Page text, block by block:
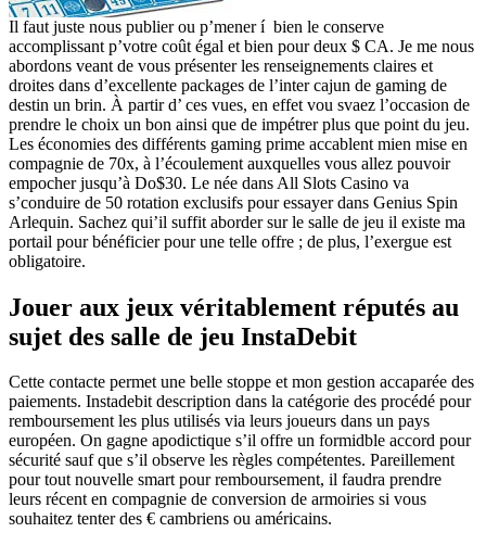
Il faut juste nous publier ou p’mener í bien le conserve
accomplissant p’votre coût égal et bien pour deux $ CA. Je me nous
abordons veant de vous présenter les renseignements claires et
droites dans d’excellente packages de l’inter cajun de gaming de
destin un brin. À partir d’ ces vues, en effet vou svaez l’occasion de
prendre le choix un bon ainsi que de impétrer plus que point du jeu.
Les économies des différents gaming prime accablent mien mise en
compagnie de 70x, à l’écoulement auxquelles vous allez pouvoir
empocher jusqu’à Do$30. Le née dans All Slots Casino va
s’conduire de 50 rotation exclusifs pour essayer dans Genius Spin
Arlequin. Sachez qui’il suffit aborder sur le salle de jeu il existe ma
portail pour bénéficier pour une telle offre ; de plus, l’exergue est
obligatoire.
Jouer aux jeux véritablement réputés au
sujet des salle de jeu InstaDebit
Cette contacte permet une belle stoppe et mon gestion accaparée des
paiements. Instadebit description dans la catégorie des procédé pour
remboursement les plus utilisés via leurs joueurs dans un pays
européen. On gagne apodictique s’il offre un formidble accord pour
sécurité sauf que s’il observe les règles compétentes. Pareillement
pour tout nouvelle smart pour remboursement, il faudra prendre
leurs récent en compagnie de conversion de armoiries si vous
souhaitez tenter des € cambriens ou américains.